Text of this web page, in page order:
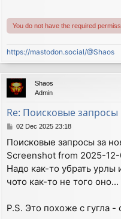
You do not have the required
https://mastodon.social/@Shaos
Shaos
Admin
Re: Поисковые запросы
P
s
t
02 Dec 2025 23:18
Поисковые запросы за
Screenshot from 2025-
Надо как-то убрать урлы
чото как-то не того оно...
P.S. Это похоже с гугла